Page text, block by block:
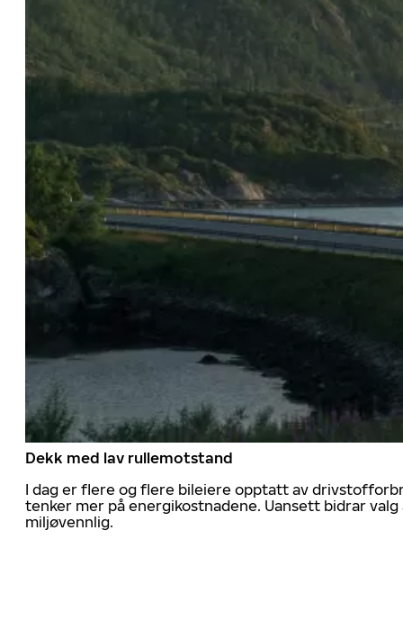
Dekk med lav rullemotstand
I dag er flere og flere bileiere opptatt av
tenker mer på energikostnadene. Uansett bidrar
miljøvennlig.